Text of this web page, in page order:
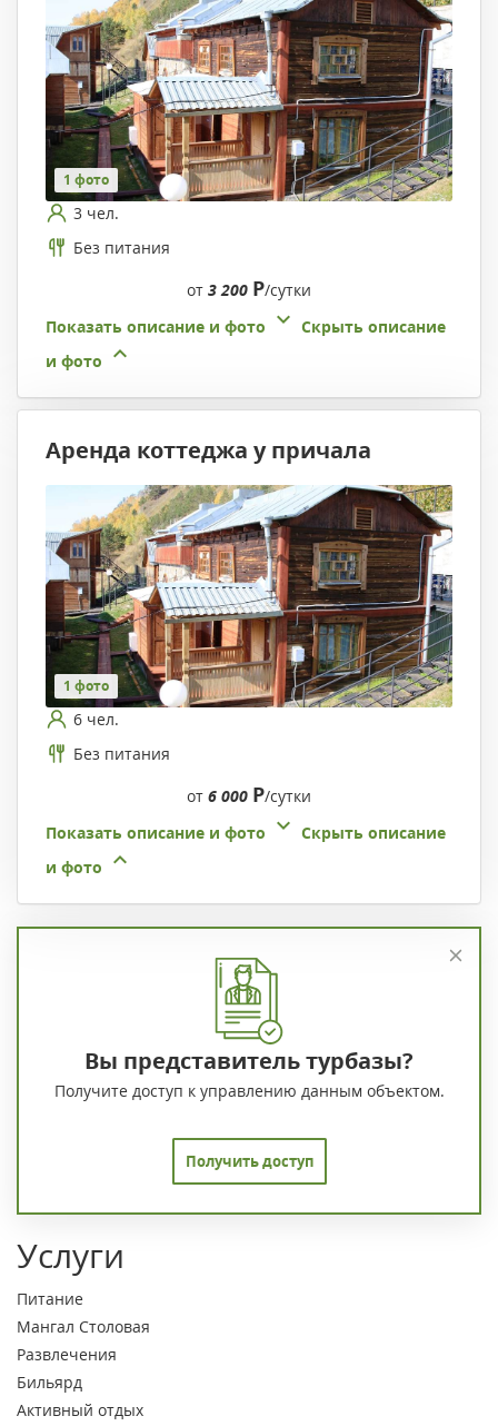
1 фото
3 чел.
Без питания
от 3 200 Р/сутки
Показать описание и фото
Скрыть описание
и фото
Аренда коттеджа у причала
1 фото
6 чел.
Без питания
от 6 000 Р/сутки
Показать описание и фото
Скрыть описание
и фото
Вы представитель турбазы?
Получите доступ к управлению данным объектом.
Получить доступ
Услуги
Питание
Мангал Столовая
Развлечения
Бильярд
Активный отдых